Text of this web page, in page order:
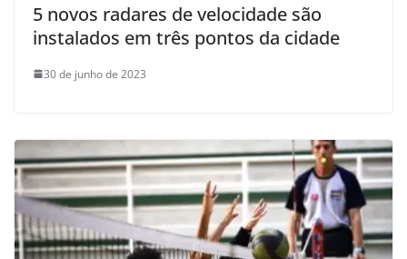
5 novos radares de velocidade são
instalados em três pontos da cidade
30 de junho de 2023